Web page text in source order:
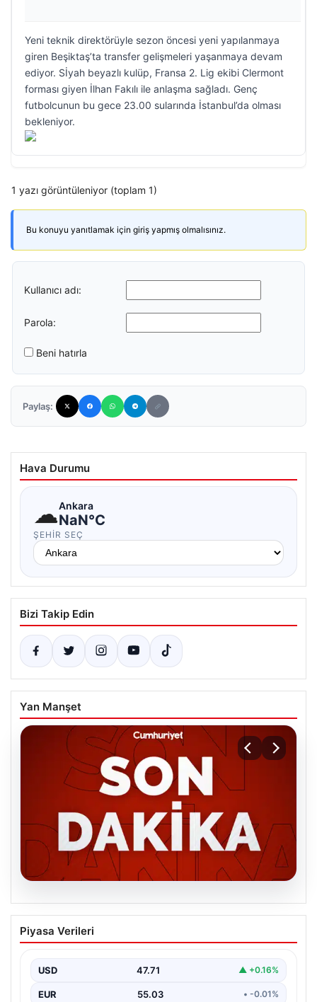
Yeni teknik direktörüyle sezon öncesi yeni yapılanmaya
giren Beşiktaş’ta transfer gelişmeleri yaşanmaya devam
ediyor. Sİyah beyazlı kulüp, Fransa 2. Lig ekibi Clermont
forması giyen İlhan Fakılı ile anlaşma sağladı. Genç
futbolcunun bu gece 23.00 sularında İstanbul’da olması
bekleniyor.
1 yazı görüntüleniyor (toplam 1)
Bu konuyu yanıtlamak için giriş yapmış olmalısınız.
Kullanıcı adı:
Parola:
Beni hatırla
Paylaş:
Hava Durumu
☁Ankara
NaN°C
ŞEHIR SEÇ
Bizi Takip Edin
Yan Manşet
MGK’den 8 maddelik kritik bildiri: Dikkat
çeken ‘Terörsüz Bölge’ vurgusu
Piyasa Verileri
USD 47.71 ▲ +0.16%
EUR 55.03 • -0.01%